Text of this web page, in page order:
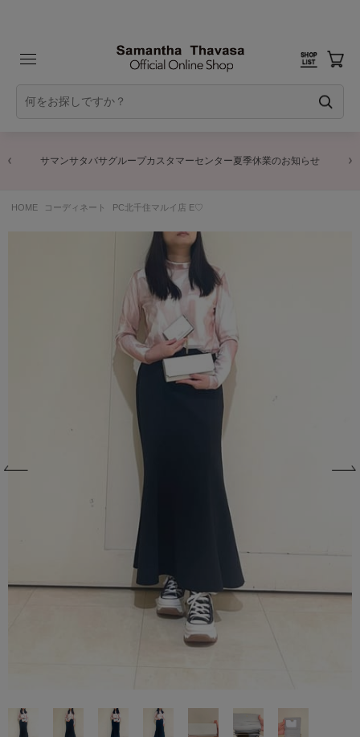
サマンサタバサグループカスタマーセンター夏季休業のお知らせ
HOME コーディネート PC北千住マルイ店 E♡